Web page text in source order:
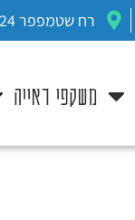
רח שטמפפר 24 פ"ת
משקפי ראייה